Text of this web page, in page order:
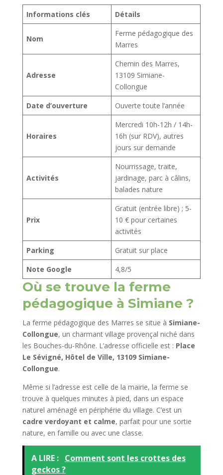
Informations clés Détails
Nom
Ferme pédagogique des
Marres
Adresse
Chemin des Marres,
13109 Simiane-
Collongue
Date d’ouverture
Ouverte toute l’année
Horaires
Mercredi 10h-12h / 14h-
16h (sur RDV), autres
jours sur demande
Activités
Nourrissage, traite,
jardinage, parc à câlins,
balades nature
Prix
Gratuit (entrée libre) ; 5-
10 € pour certaines
activités
Parking
Gratuit sur place
Note Google
4,8/5
Où se trouve la ferme
pédagogique à Simiane ?
La ferme pédagogique des Marres se situe à Simiane-
Collongue, un charmant village provençal niché dans
les Bouches-du-Rhône. L’adresse officielle est : Place
Le Sévigné, Hôtel de Ville, 13109 Simiane-
Collongue.
Même si l’adresse est celle de la mairie, la ferme se
trouve à quelques minutes à pied, dans un espace
naturel aménagé en périphérie du village. C’est un
cadre verdoyant et calme, parfait pour une sortie
nature, en famille ou avec une classe.
A LIRE : Comment sont les crottes des
geckos ?